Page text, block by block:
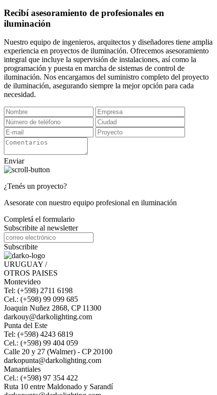
Recibí asesoramiento de profesionales en
iluminación
Nuestro equipo de ingenieros, arquitectos y diseñadores tiene amplia
experiencia en proyectos de iluminación. Ofrecemos asesoramiento
integral que incluye la supervisión de instalaciones, así como la
programación y puesta en marcha de sistemas de control de
iluminación. Nos encargamos del suministro completo del proyecto
de iluminación, asegurando siempre la mejor opción para cada
necesidad.
Enviar
¿Tenés un proyecto?
Asesorate con nuestro equipo profesional en iluminación
Completá el formulario
Subscribite al newsletter
Subscribite
URUGUAY /
OTROS PAISES
Montevideo
Tel: (+598) 2711 6198
Cel.: (+598) 99 099 685
Joaquin Nuñez 2868, CP 11300
darkouy@darkolighting.com
Punta del Este
Tel: (+598) 4243 6819
Cel.: (+598) 99 404 059
Calle 20 y 27 (Walmer) - CP 20100
darkopunta@darkolighting.com
Manantiales
Cel.: (+598) 97 354 422
Ruta 10 entre Maldonado y Sarandí